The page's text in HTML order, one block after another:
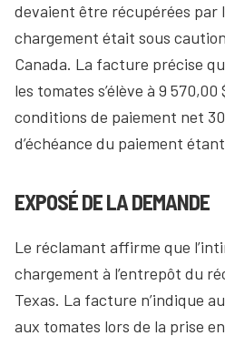
devaient être récupérées par
chargement était sous
Canada. La facture précise
les tomates s’élève à 9 570,00
conditions de paiement net
d’échéance du paiement
EXPOSÉ DE LA DEMANDE
Le réclamant affirme que
chargement à l’entrepôt du
Texas. La facture n’indique
aux tomates lors de la prise